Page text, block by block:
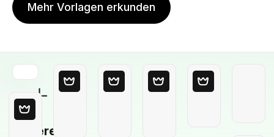
Mehr Vorlagen erkunden
Leere